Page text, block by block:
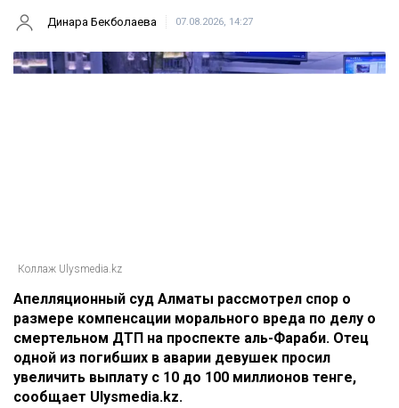
Динара Бекболаева 07.08.2026, 14:27
Коллаж Ulysmedia.kz
Апелляционный суд Алматы рассмотрел спор о
размере компенсации морального вреда по делу о
смертельном ДТП на проспекте аль-Фараби. Отец
одной из погибших в аварии девушек просил
увеличить выплату с 10 до 100 миллионов тенге,
сообщает Ulysmedia.kz.